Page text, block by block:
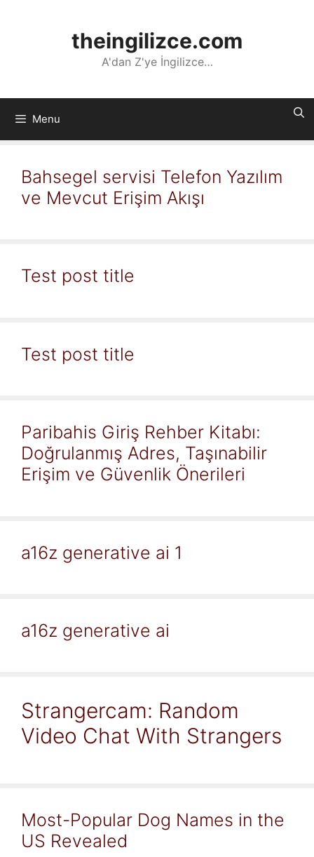
theingilizce.com
A'dan Z'ye İngilizce…
Menu
Bahsegel servisi Telefon Yazılım
ve Mevcut Erişim Akışı
Test post title
Test post title
Paribahis Giriş Rehber Kitabı:
Doğrulanmış Adres, Taşınabilir
Erişim ve Güvenlik Önerileri
a16z generative ai 1
a16z generative ai
Strangercam: Random
Video Chat With Strangers
Most-Popular Dog Names in the
US Revealed